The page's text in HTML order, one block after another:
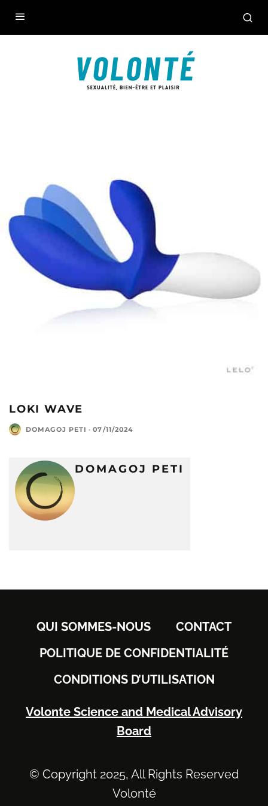
LOKI WAVE
DOMAGOJ PETI · 07/11/2024
DOMAGOJ PETI
QUI SOMMES-NOUS
CONTACT
POLITIQUE DE CONFIDENTIALITÉ
CONDITIONS D’UTILISATION
Volonte Science and Medical Advisory
Board
© Copyright 2025, All Rights Reserved
Volonté